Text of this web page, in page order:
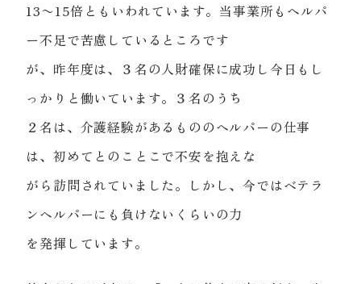
13〜15倍ともいわれています。当事業所もヘルパ
ー不足で苦慮しているところです
が、昨年度は、３名の人財確保に成功し今日もし
っかりと働いています。３名のうち
２名は、介護経験があるもののヘルパーの仕事
は、初めてとのことこで不安を抱えな
がら訪問されていました。しかし、今ではベテラ
ンヘルパーにも負けないくらいの力
を発揮しています。